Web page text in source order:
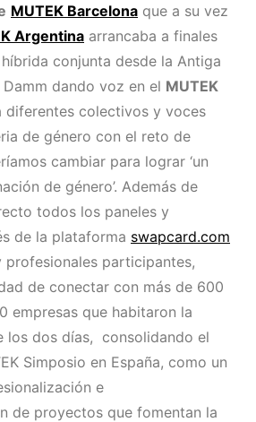
MUTEK Barcelona que a su vez
Argentina arrancaba a finales
conjunta desde la Antiga
dando voz en el MUTEK
diferentes colectivos y voces
de género con el reto de
cambiar para lograr ‘un
de género’. Además de
todos los paneles y
de la plataforma swapcard.com
participantes,
de conectar con más de 600
empresas que habitaron la
los dos días, consolidando el
Simposio en España, como un
e
de proyectos que fomentan la